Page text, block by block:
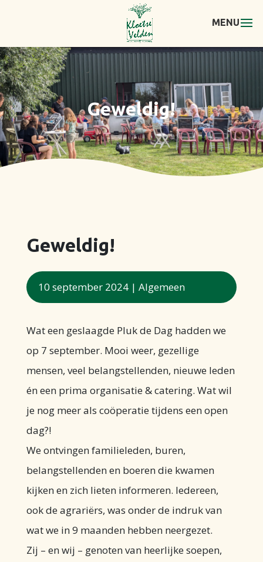
Geweldig!
Geweldig!
10 september 2024| Algemeen
Wat een geslaagde Pluk de Dag hadden we
op 7 september. Mooi weer, gezellige
mensen, veel belangstellenden, nieuwe leden
én een prima organisatie & catering. Wat wil
je nog meer als coöperatie tijdens een open
dag?!
We ontvingen familieleden, buren,
belangstellenden en boeren die kwamen
kijken en zich lieten informeren. Iedereen,
ook de agrariërs, was onder de indruk van
wat we in 9 maanden hebben neergezet.
Zij – en wij – genoten van heerlijke soepen,